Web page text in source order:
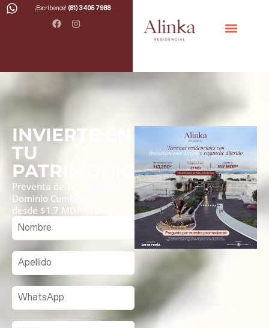
¡Escríbenos! (81) 3405 7988
INVIERTE EN
TU
PATRIMONIO
Preventa de Terrenos en
Dominio Cumbres
desde $1.7 MDP · 136 m